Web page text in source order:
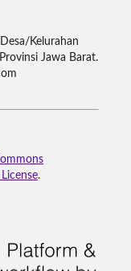
Kelurahan
Jawa Barat.
.